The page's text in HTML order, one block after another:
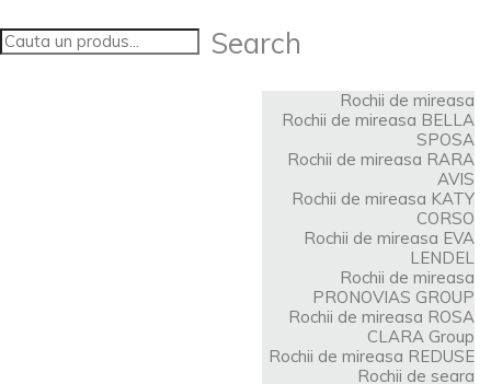
Search
Rochii de mireasa
Rochii de mireasa BELLA
SPOSA
Rochii de mireasa RARA
AVIS
Rochii de mireasa KATY
CORSO
Rochii de mireasa EVA
LENDEL
Rochii de mireasa
PRONOVIAS GROUP
Rochii de mireasa ROSA
CLARA Group
Rochii de mireasa REDUSE
Rochii de seara